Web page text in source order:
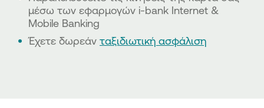
μέσω των εφαρμογών i-bank Internet &
Mobile Banking
Έχετε δωρεάν ταξιδιωτική ασφάλιση